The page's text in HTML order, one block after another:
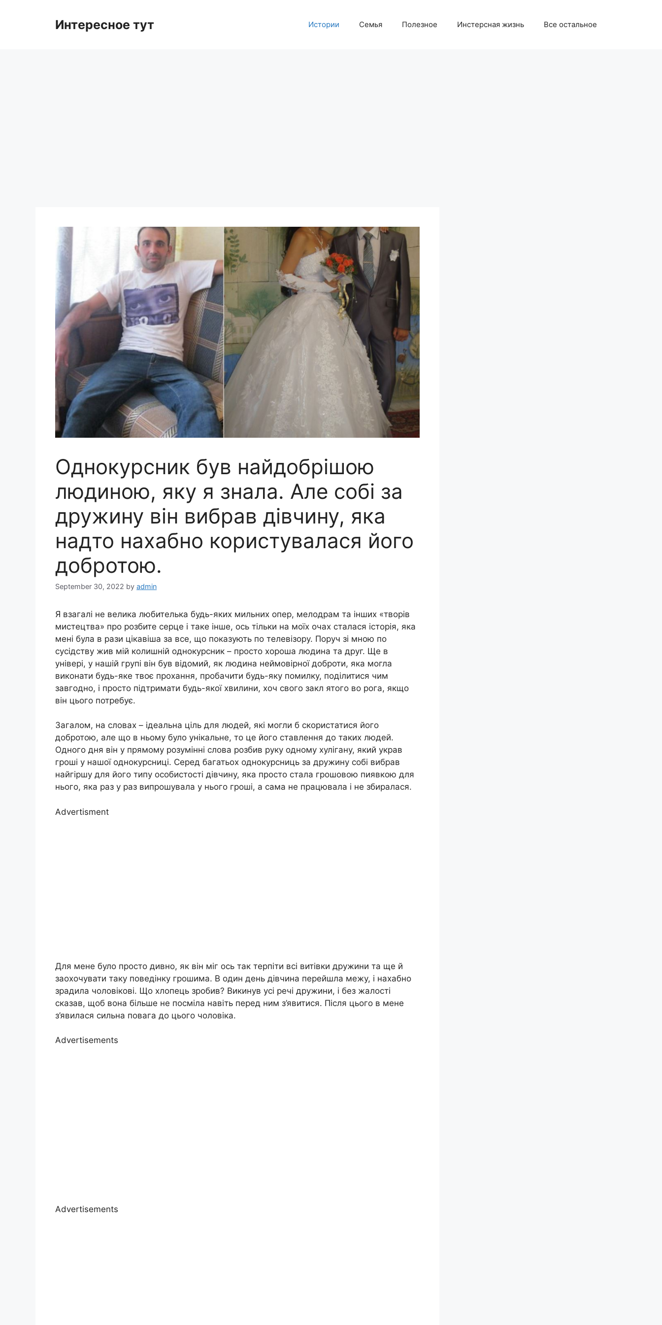
Интересное тут Истории Семья Полезное Инстерсная жизнь Все остальное
Однокурсник був найдобрішою
людиною, яку я знала. Але собі за
дружину він вибрав дівчину, яка
надто нахабно користувалася його
добротою.
September 30, 2022 by admin
Я взагалі не велика любителька будь-яких мильних опер, мелодрам та інших «творів
мистецтва» про розбите серце і таке інше, ось тільки на моїх очах сталася історія, яка
мені була в рази цікавіша за все, що показують по телевізору. Поруч зі мною по
сусідству жив мій колишній однокурсник – просто хороша людина та друг. Ще в
універі, у нашій групі він був відомий, як людина неймовірної доброти, яка могла
виконати будь-яке твоє прохання, пробачити будь-яку помилку, поділитися чим
завгодно, і просто підтримати будь-якої хвилини, хоч свого закл ятого во рога, якщо
він цього потребує.
Загалом, на словах – ідеальна ціль для людей, які могли б скористатися його
добротою, але що в ньому було унікальне, то це його ставлення до таких людей.
Одного дня він у прямому розумінні слова розбив руку одному хулігану, який украв
гроші у нашої однокурсниці. Серед багатьох однокурсниць за дружину собі вибрав
найгіршу для його типу особистості дівчину, яка просто стала грошовою пиявкою для
нього, яка раз у раз випрошувала у нього гроші, а сама не працювала і не збиралася.
Advertisment
Для мене було просто дивно, як він міг ось так терпіти всі витівки дружини та ще й
заохочувати таку поведінку грошима. В один день дівчина перейшла межу, і нахабно
зрадила чоловікові. Що хлопець зробив? Викинув усі речі дружини, і без жалості
сказав, щоб вона більше не посміла навіть перед ним з’явитися. Після цього в мене
з’явилася сильна повага до цього чоловіка.
Advertisements
Advertisements